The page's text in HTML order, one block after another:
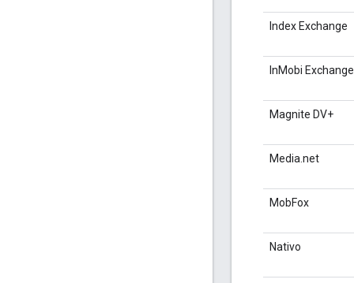
Index Exchange
InMobi Exchange
Magnite DV+
Media.net
MobFox
Nativo